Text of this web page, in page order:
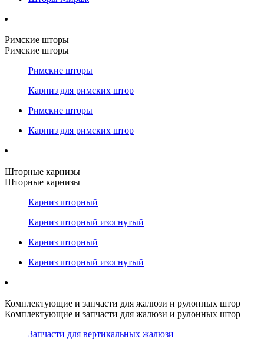
Римские шторы
Римские шторы
Римские шторы
Карниз для римских штор
Римские шторы
Карниз для римских штор
Шторные карнизы
Шторные карнизы
Карниз шторный
Карниз шторный изогнутый
Карниз шторный
Карниз шторный изогнутый
Комплектующие и запчасти для жалюзи и рулонных штор
Комплектующие и запчасти для жалюзи и рулонных штор
Запчасти для вертикальных жалюзи